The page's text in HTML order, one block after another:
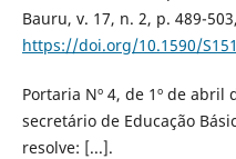
Bauru, v. 17, n. 2, p. 489-
https://doi.org/10.1590/
Portaria Nº 4, de 1º de abril
secretário de Educação
resolve: [...].